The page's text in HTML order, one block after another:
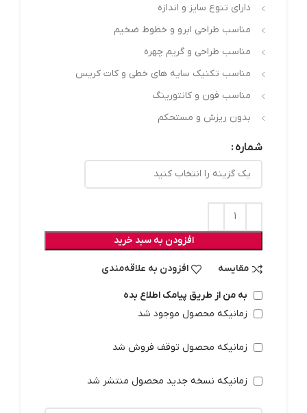
دارای تنوع سایز و اندازه
مناسب طراحی ابرو و خطوط ضخیم
مناسب طراحی و گریم چهره
مناسب تکنیک سایه های خطی و کات کریس
مناسب فون و کانتورینگ
بدون ریزش و مستحکم
شماره
افزودن به سبد خرید
مقایسه افزودن به علاقه‌مندی
به من از طریق پیامک اطلاع بده
زمانیکه محصول موجود شد
زمانیکه محصول توقف فروش شد
زمانیکه نسخه جدید محصول منتشر شد